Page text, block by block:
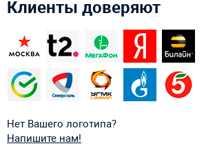
Клиенты доверяют
Нет Вашего логотипа?
Напишите нам!